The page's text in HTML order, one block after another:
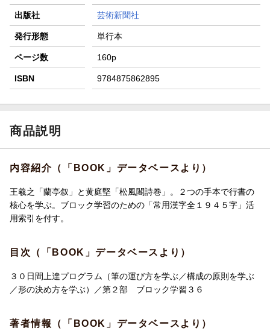
出版社 芸術新聞社
発行形態 単行本
ページ数 160p
ISBN 9784875862895
商品説明
内容紹介（「BOOK」データベースより）
王羲之「蘭亭叙」と黄庭堅「松風閣詩巻」。２つの手本で行書の
核心を学ぶ。ブロック学習のための「常用漢字全１９４５字」活
用索引を付す。
目次（「BOOK」データベースより）
３０日間上達プログラム（筆の運び方を学ぶ／構成の原則を学ぶ
／形の決め方を学ぶ）／第２部 ブロック学習３６
著者情報（「BOOK」データベースより）